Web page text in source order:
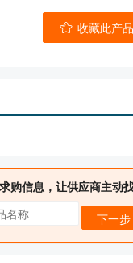
收藏此产品
购信息，让供应商主动
下一步